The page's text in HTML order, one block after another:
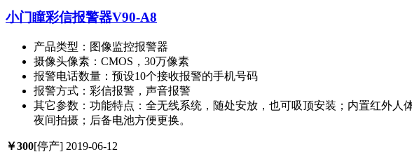
小门瞳彩信报警器V90-A8
产品类型： 图像监控报警器
摄像头像素： CMOS，30万像素
报警电话数量： 预设10个接收报警的手机号码
报警方式： 彩信报警，声音报警
其它参数： 功能特点：全无线系统，随处安放，也可吸顶安装；内置红外人
夜间拍摄；后备电池方便更换。
￥300[停产] 2019-06-12